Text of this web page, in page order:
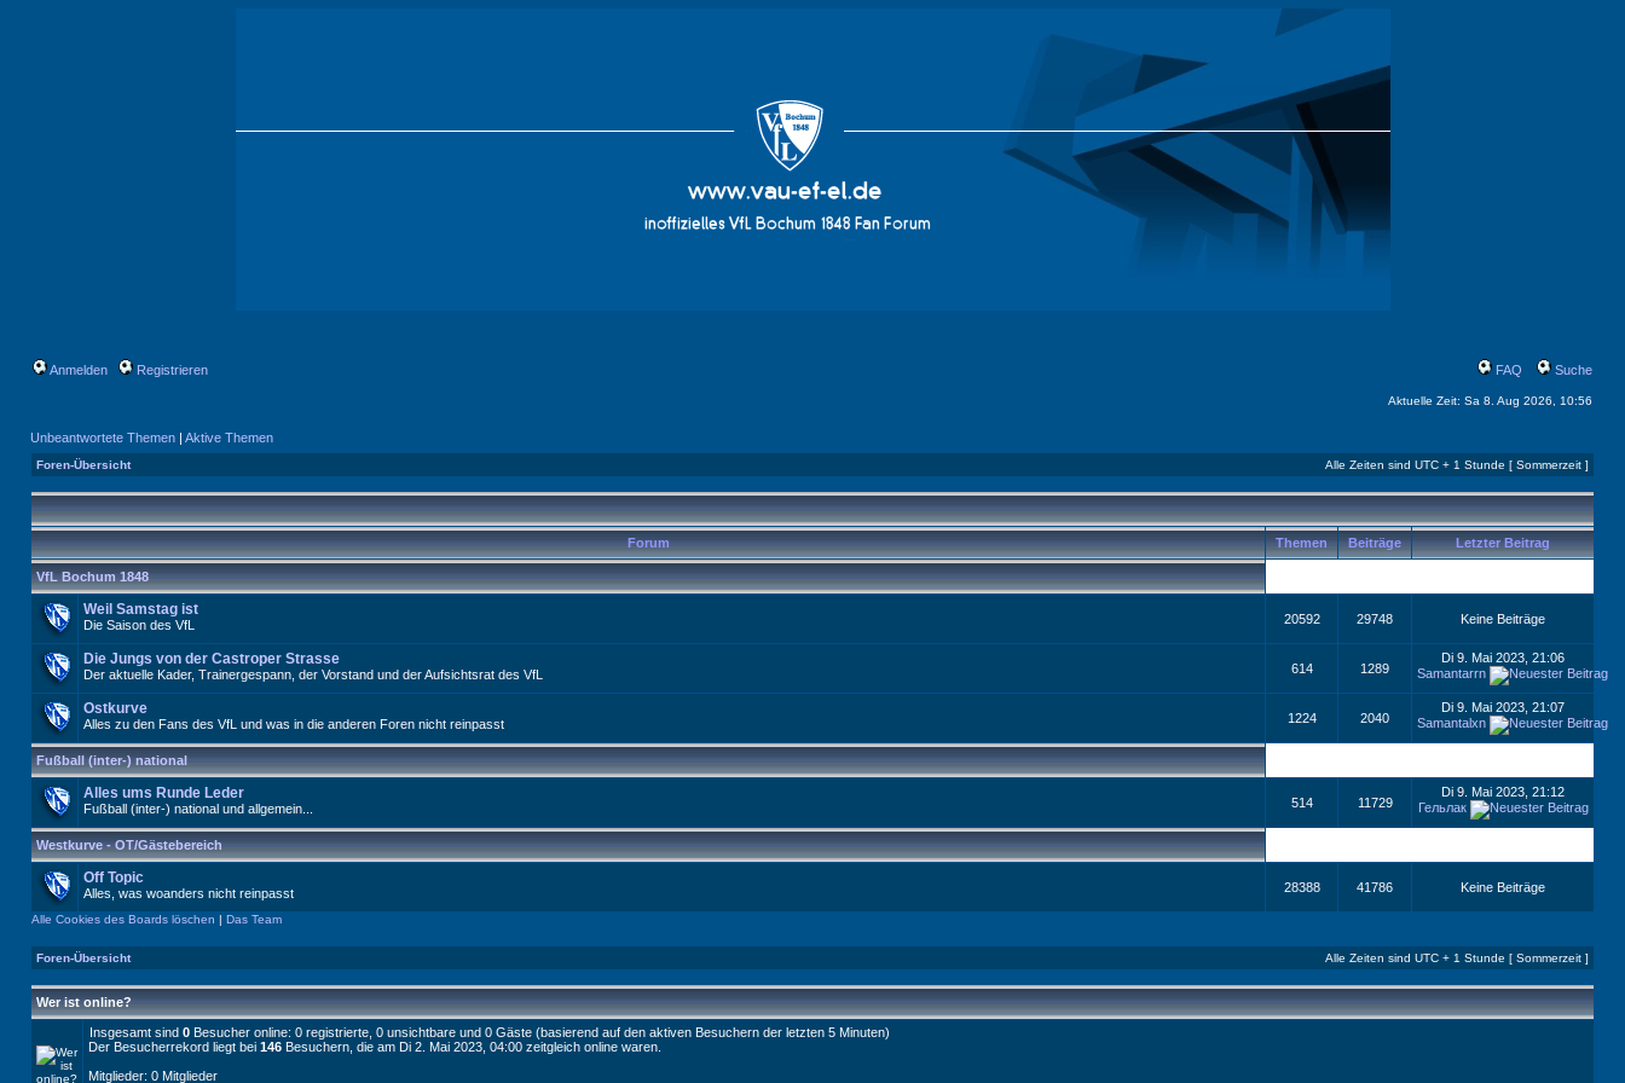
Anmelden Registrieren FAQ Suche
Aktuelle Zeit: Sa 8. Aug 2026, 10:56
Unbeantwortete Themen | Aktive Themen
Foren-Übersicht Alle Zeiten sind UTC + 1 Stunde [ Sommerzeit ]
Forum Themen Beiträge Letzter Beitrag
VfL Bochum 1848
Weil Samstag ist
Die Saison des VfL 20592 29748 Keine Beiträge
Die Jungs von der Castroper Strasse
Der aktuelle Kader, Trainergespann, der Vorstand und der Aufsichtsrat des VfL 614 1289
Di 9. Mai 2023, 21:06
Samantarrn
Ostkurve
Alles zu den Fans des VfL und was in die anderen Foren nicht reinpasst 1224 2040
Di 9. Mai 2023, 21:07
Samantalxn
Fußball (inter-) national
Alles ums Runde Leder
Fußball (inter-) national und allgemein... 514 11729
Di 9. Mai 2023, 21:12
Гельлак
Westkurve - OT/Gästebereich
Off Topic
Alles, was woanders nicht reinpasst 28388 41786 Keine Beiträge
Alle Cookies des Boards löschen | Das Team
Foren-Übersicht Alle Zeiten sind UTC + 1 Stunde [ Sommerzeit ]
Wer ist online?
Insgesamt sind 0 Besucher online: 0 registrierte, 0 unsichtbare und 0 Gäste (basierend auf den aktiven Besuchern der letzten 5 Minuten)
Der Besucherrekord liegt bei 146 Besuchern, die am Di 2. Mai 2023, 04:00 zeitgleich online waren.
Mitglieder: 0 Mitglieder